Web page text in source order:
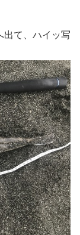
出て、ハイッ写